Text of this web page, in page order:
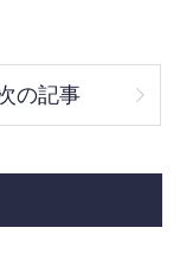
の記事